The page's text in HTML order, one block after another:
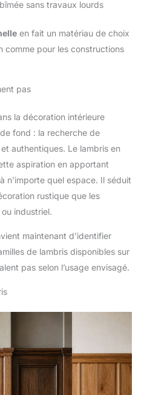
sans travaux lourds
en fait un matériau de choix
comme pour les constructions
pas
la décoration intérieure
fond : la recherche de
authentiques. Le lambris en
aspiration en apportant
n’importe quel espace. Il séduit
rustique que les
industriel.
maintenant d’identifier
de lambris disponibles sur
pas selon l’usage envisagé.